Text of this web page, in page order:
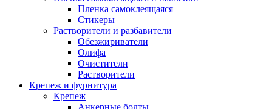
Пленка самоклеящаяся
Стикеры
Растворители и разбавители
Обезжириватели
Олифа
Очистители
Растворители
Крепеж и фурнитура
Крепеж
Анкерные болты